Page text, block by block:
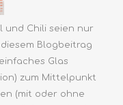
und Chili seien nur
Blogbeitrag
Glas
zum Mittelpunkt
(mit oder ohne